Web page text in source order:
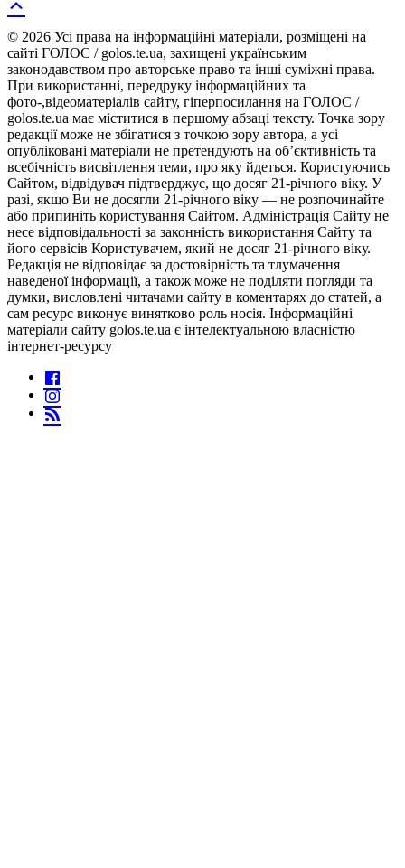
© 2026 Усі права на інформаційні матеріали, розміщені на
сайті ГОЛОС / golos.te.ua, захищені українським
законодавством про авторське право та інші суміжні права.
При використанні, передруку інформаційних та
фото-,відеоматеріалів сайту, гіперпосилання на ГОЛОС /
golos.te.ua має міститися в першому абзаці тексту. Точка зору
редакції може не збігатися з точкою зору автора, а усі
опубліковані матеріали не претендують на об’єктивність та
всебічність висвітлення теми, про яку йдеться. Користуючись
Сайтом, відвідувач підтверджує, що досяг 21-річного віку. У
разі, якщо Ви не досягли 21-річного віку — не розпочинайте
або припиніть користування Сайтом. Адміністрація Сайту не
несе відповідальності за законність використання Сайту та
його сервісів Користувачем, який не досяг 21-річного віку.
Редакція не відповідає за достовірність та тлумачення
наведеної інформації, а також може не поділяти погляди та
думки, висловлені читачами сайту в коментарях до статей, а
сам ресурс виконує винятково роль носія. Інформаційні
матеріали сайту golos.te.ua є інтелектуальною власністю
інтернет-ресурсу